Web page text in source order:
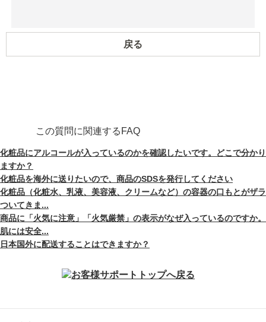
戻る
この質問に関連するFAQ
化粧品にアルコールが入っているのかを確認したいです。どこで分かり
ますか？
化粧品を海外に送りたいので、商品のSDSを発行してください
化粧品（化粧水、乳液、美容液、クリームなど）の容器の口もとがザラ
ついてきま...
商品に「火気に注意」「火気厳禁」の表示がなぜ入っているのですか。
肌には安全...
日本国外に配送することはできますか？